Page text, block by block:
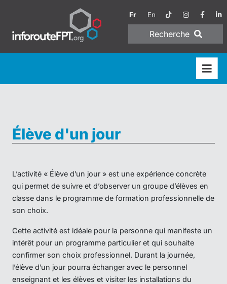
Fr En
Recherche
Élève d'un jour
L’activité « Élève d’un jour » est une expérience concrète
qui permet de suivre et d’observer un groupe d’élèves en
classe dans le programme de formation professionnelle de
son choix.
Cette activité est idéale pour la personne qui manifeste un
intérêt pour un programme particulier et qui souhaite
confirmer son choix professionnel. Durant la journée,
l’élève d’un jour pourra échanger avec le personnel
enseignant et les élèves et visiter les installations du